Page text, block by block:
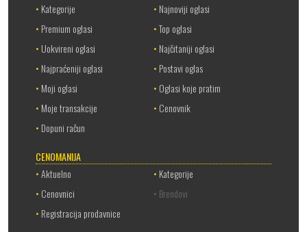
• Kategorije • Najnoviji oglasi
• Premium oglasi •Top oglasi
• Uokvireni oglasi • Najčitaniji oglasi
• Najpraćeniji oglasi • Postavi oglas
• Moji oglasi • Oglasi koje pratim
• Moje transakcije • Cenovnik
• Dopuni račun
CENOMANIJA
•Aktuelno • Kategorije
• Cenovnici
• Brendovi
• Registracija prodavnice